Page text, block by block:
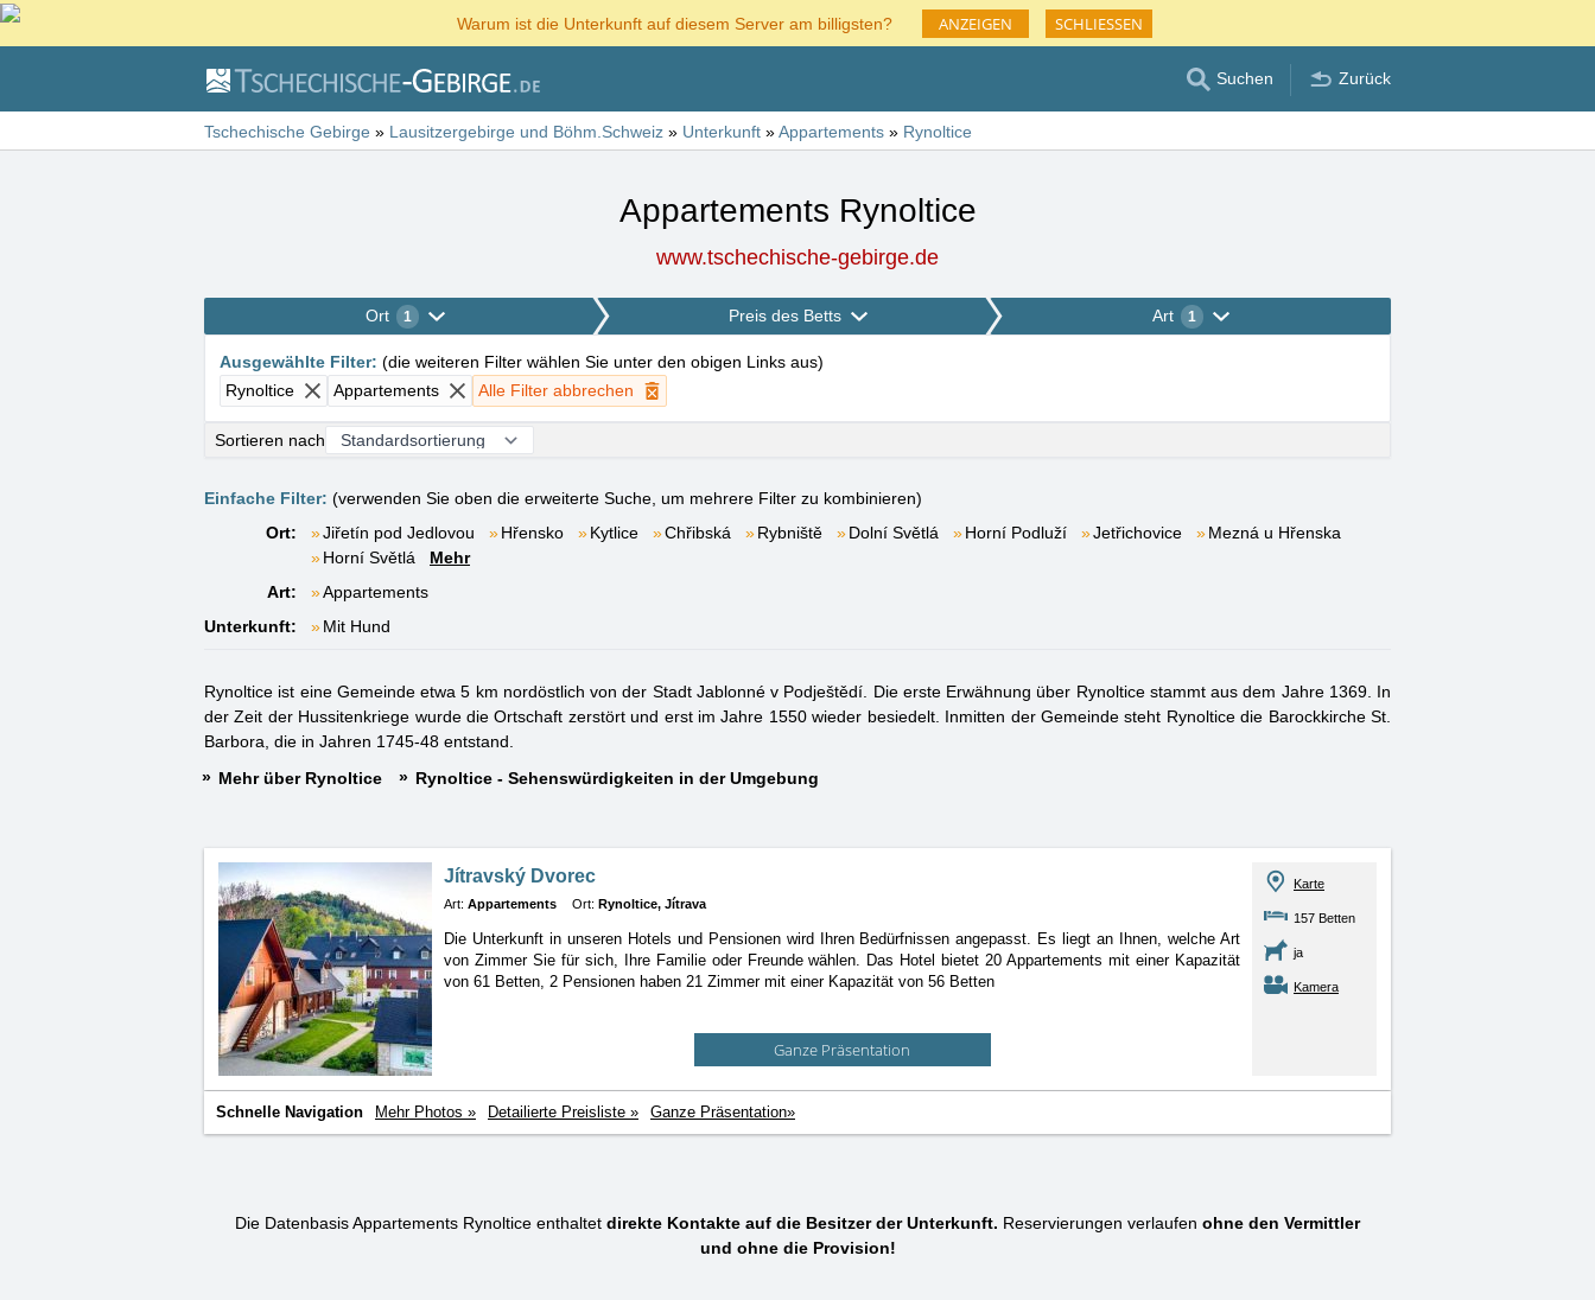
Warum ist die Unterkunft auf diesem Server am billigsten? ANZEIGEN SCHLIESSEN
Suchen Zurück
Tschechische Gebirge » Lausitzergebirge und Böhm.Schweiz » Unterkunft »Appartements » Rynoltice
Appartements Rynoltice
www.tschechische-gebirge.de
Ort 1 Preis des Betts Art 1
Ausgewählte Filter: (die weiteren Filter wählen Sie unter den obigen Links aus)
Rynoltice
Appartements Alle Filter abbrechen
Sortieren nach
Einfache Filter: (verwenden Sie oben die erweiterte Suche, um mehrere Filter zu kombinieren)
Ort:
Jiřetín pod Jedlovou Hřensko Kytlice Chřibská Rybniště Dolní Světlá Horní Podluží Jetřichovice
Mezná u Hřenska
Horní Světlá
Mehr
Art:
Appartements
Unterkunft:
Mit Hund
Rynoltice ist eine Gemeinde etwa 5 km nordöstlich von der Stadt Jablonné v Podještědí. Die erste Erwähnung über Rynoltice stammt aus dem Jahre 1369. In
der Zeit der Hussitenkriege wurde die Ortschaft zerstört und erst im Jahre 1550 wieder besiedelt. Inmitten der Gemeinde steht Rynoltice die Barockkirche St.
Barbora, die in Jahren 1745-48 entstand.
Mehr über Rynoltice
Rynoltice - Sehenswürdigkeiten in der Umgebung
Jítravský Dvorec
Art: Appartements Ort: Rynoltice, Jítrava
Die Unterkunft in unseren Hotels und Pensionen wird Ihren Bedürfnissen angepasst. Es liegt an Ihnen, welche Art
von Zimmer Sie für sich, Ihre Familie oder Freunde wählen. Das Hotel bietet 20 Appartements mit einer Kapazität
von 61 Betten, 2 Pensionen haben 21 Zimmer mit einer Kapazität von 56 Betten
Ganze Präsentation
Karte
157 Betten
ja
Kamera
Schnelle Navigation Mehr Photos » Detailierte Preisliste » Ganze Präsentation»
Die Datenbasis Appartements Rynoltice enthaltet direkte Kontakte auf die Besitzer der Unterkunft. Reservierungen verlaufen ohne den Vermittler
und ohne die Provision!